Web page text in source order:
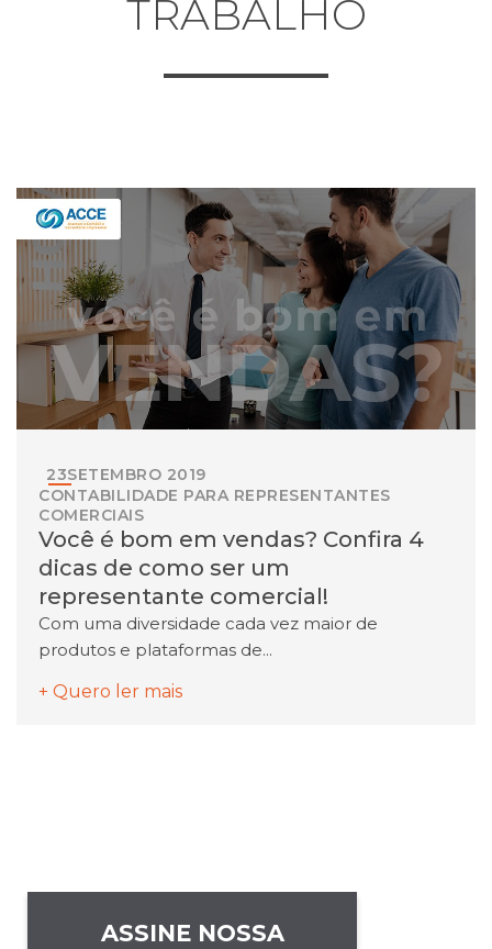
TRABALHO
23SETEMBRO 2019
CONTABILIDADE PARA REPRESENTANTES
COMERCIAIS
Você é bom em vendas? Confira 4
dicas de como ser um
representante comercial!
Com uma diversidade cada vez maior de
produtos e plataformas de...
+ Quero ler mais
ASSINE NOSSA